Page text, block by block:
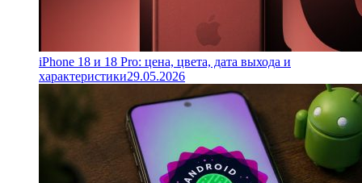
iPhone 18 и 18 Pro: цена, цвета, дата выхода и
характеристики29.05.2026